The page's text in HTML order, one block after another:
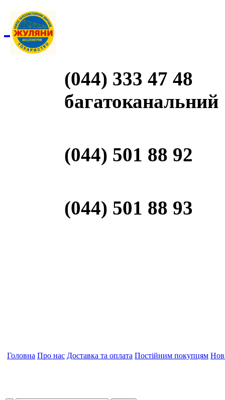
(044) 333 47 48
багатоканальний
(044) 501 88 92
(044) 501 88 93
Головна Про нас Доставка та оплата Постійним покупцям